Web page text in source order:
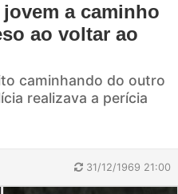
a caminho
ao voltar ao
caminhando do outro
realizava a perícia
31/12/1969 21:00